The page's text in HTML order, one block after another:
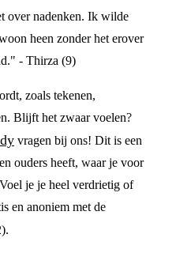
over nadenken. Ik wilde
heen zonder het erover
- Thirza (9)
zoals tekenen,
Blijft het zwaar voelen?
vragen bij ons! Dit is een
ouders heeft, waar je voor
je je heel verdrietig of
en anoniem met de